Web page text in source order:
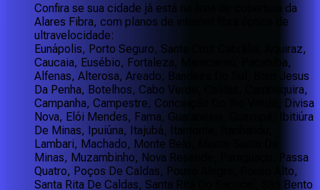
Confira se sua cidade já está na área de cobertura da
Alares Fibra, com planos de internet fibra óptica de
ultravelocidade:
Eunápolis, Porto Seguro, Santa Cruz Cabrália, Aquiraz,
Caucaia, Eusébio, Fortaleza, Maracanaú, Pacatuba,
Alfenas, Alterosa, Areado, Bandeira Do Sul, Bom Jesus
Da Penha, Botelhos, Cabo Verde, Caldas, Cambuquira,
Campanha, Campestre, Conceição Do Rio Verde, Divisa
Nova, Elói Mendes, Fama, Guaranésia, Guaxupé, Ibitiúra
De Minas, Ipuiúna, Itajubá, Itamonte, Itanhandu,
Lambari, Machado, Monte Belo, Monte Santo De
Minas, Muzambinho, Nova Resende, Paraguaçu, Passa
Quatro, Poços De Caldas, Pouso Alegre, Pouso Alto,
Santa Rita De Caldas, Santa Rita Do Sapucaí, São Bento